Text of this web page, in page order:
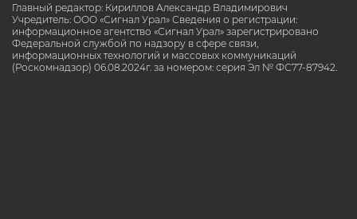
Главный редактор: Кириллов Александр Владимирович
Учредитель: ООО «Сигнал Урал» Сведения о регистрации:
информационное агентство «Сигнал Урал» зарегистрировано
Федеральной службой по надзору в сфере связи,
информационных технологий и массовых коммуникаций
(Роскомнадзор) 06.08.2024г. за номером: серия Эл № ФС77-87942.